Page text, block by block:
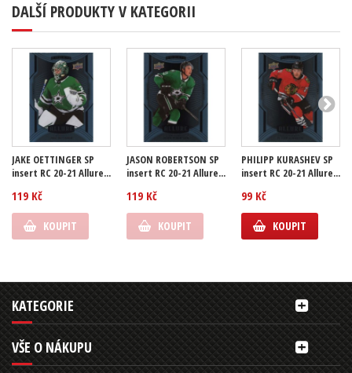
DALŠÍ PRODUKTY V KATEGORII
JAKE OETTINGER SP
insert RC 20-21 Allure...
119 Kč
KOUPIT
JASON ROBERTSON SP
insert RC 20-21 Allure...
119 Kč
KOUPIT
PHILIPP KURASHEV SP
insert RC 20-21 Allure...
99 Kč
KOUPIT
KATEGORIE
VŠE O NÁKUPU